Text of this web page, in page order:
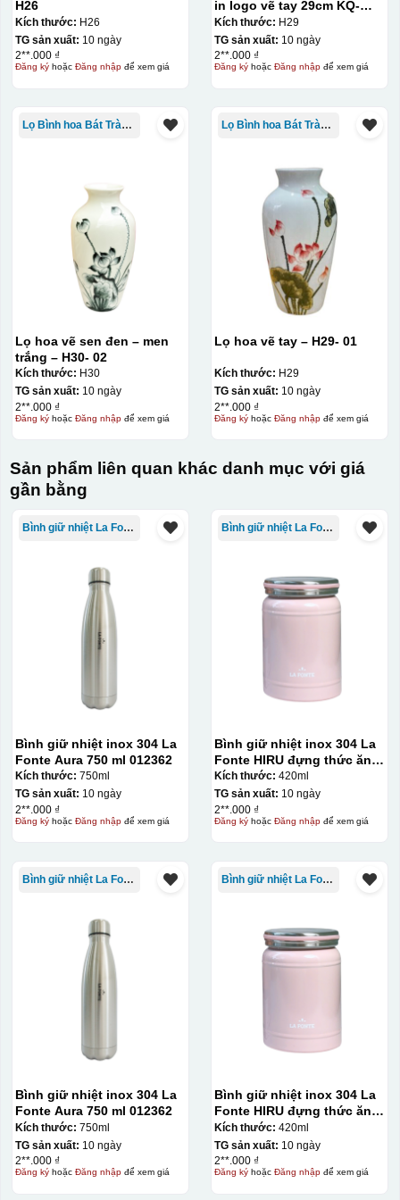
Bước 2: Dán decal lên gốm sứĐể dán decal lên gốm
sứ, thợ sẽ cắt thủ công các miếng logo ra, sau đó thấp
cho vị trí logo cân đối phù hợp, sau đó dùng miếng nhựa
Thợ đang căn chỉnh dán decal lên bát cơm
Chén sau khi được dán xong (chưa nung)
H26
Kích thước: H26
TG sản xuất: 10 ngày
2**.000 ₫
Đăng kýhoặc Đăng nhậpđể xem giá
in logo vẽ tay 29cm KQ-
LH01
Kích thước: H29
TG sản xuất: 10 ngày
2**.000 ₫
Đăng kýhoặc Đăng nhậpđể xem giá
Lọ Bình hoa Bát Tràng in logo
Lọ hoa vẽ sen đen – men
trắng – H30- 02
Kích thước: H30
TG sản xuất: 10 ngày
2**.000 ₫
Đăng kýhoặc Đăng nhậpđể xem giá
Lọ Bình hoa Bát Tràng in logo
Lọ hoa vẽ tay – H29- 01
Kích thước: H29
TG sản xuất: 10 ngày
2**.000 ₫
Đăng kýhoặc Đăng nhậpđể xem giá
Sản phẩm liên quan khác danh mục với giá
gần bằng
Bình giữ nhiệt La Fonte
Bình giữ nhiệt inox 304 La
Fonte Aura 750 ml 012362
Kích thước: 750ml
TG sản xuất: 10 ngày
2**.000 ₫
Đăng kýhoặc Đăng nhậpđể xem giá
Bình giữ nhiệt La Fonte
Bình giữ nhiệt inox 304 La
Fonte HIRU đựng thức ăn
420 ml – 012348
Kích thước: 420ml
TG sản xuất: 10 ngày
2**.000 ₫
Đăng kýhoặc Đăng nhậpđể xem giá
Bình giữ nhiệt La Fonte
Bình giữ nhiệt inox 304 La
Fonte Aura 750 ml 012362
Kích thước: 750ml
TG sản xuất: 10 ngày
2**.000 ₫
Đăng kýhoặc Đăng nhậpđể xem giá
Bình giữ nhiệt La Fonte
Bình giữ nhiệt inox 304 La
Fonte HIRU đựng thức ăn
420 ml – 012348
Kích thước: 420ml
TG sản xuất: 10 ngày
2**.000 ₫
Đăng kýhoặc Đăng nhậpđể xem giá